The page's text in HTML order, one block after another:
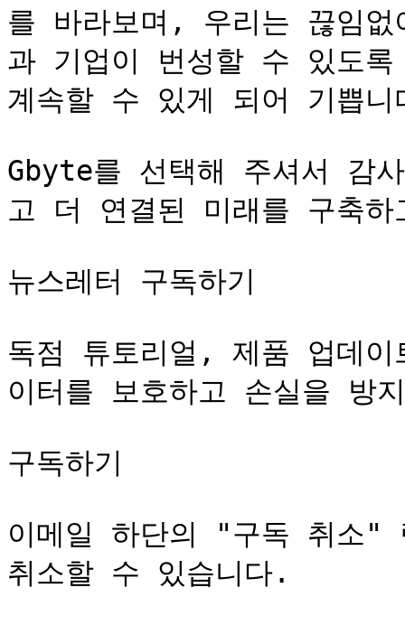
를 바라보며, 우리는 끊임
과 기업이 번성할 수 있도
계속할 수 있게 되어 기쁩
Gbyte를 선택해 주셔서 감
고 더 연결된 미래를 구축
뉴스레터 구독하기
독점 튜토리얼, 제품 업데
이터를 보호하고 손실을 방
구독하기
이메일 하단의 "구독 취소"
취소할 수 있습니다.